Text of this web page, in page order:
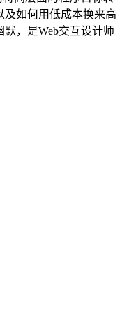
如何用低成本换来高
，是Web交互设计师